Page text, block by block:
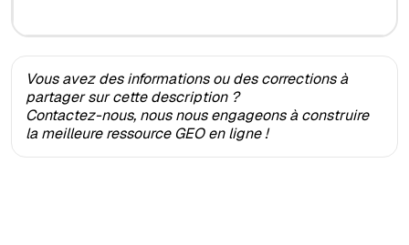
Vous avez des informations ou des corrections à
partager sur cette description ?
Contactez-nous, nous nous engageons à construire
la meilleure ressource GEO en ligne !